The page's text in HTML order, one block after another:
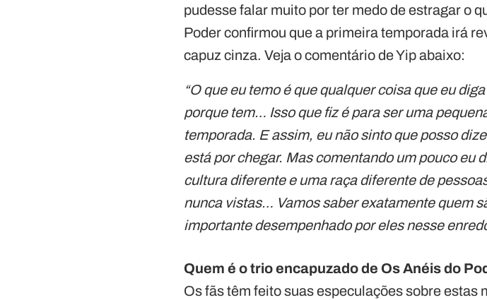
pudesse falar muito por ter medo de estragar o
Poder confirmou que a primeira temporada irá
capuz cinza. Veja o comentário de Yip abaixo:
“O que eu temo é que qualquer coisa que eu
porque tem… Isso que fiz é para ser uma
temporada. E assim, eu não sinto que posso
está por chegar. Mas comentando um pouco eu
cultura diferente e uma raça diferente de
nunca vistas… Vamos saber exatamente quem
importante desempenhado por eles nesse
Quem é o trio encapuzado de Os Anéis do
Os fãs têm feito suas especulações sobre